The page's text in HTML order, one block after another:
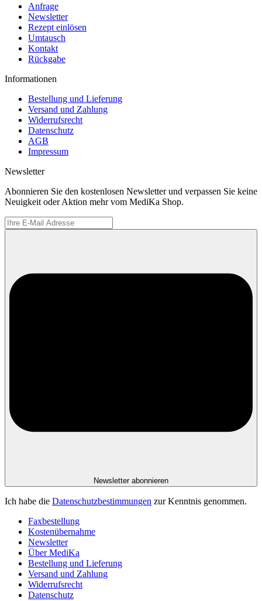
Anfrage
Newsletter
Rezept einlösen
Umtausch
Kontakt
Rückgabe
Informationen
Bestellung und Lieferung
Versand und Zahlung
Widerrufsrecht
Datenschutz
AGB
Impressum
Newsletter
Abonnieren Sie den kostenlosen Newsletter und verpassen Sie keine
Neuigkeit oder Aktion mehr vom MediKa Shop.
Newsletter abonnieren
Ich habe die Datenschutzbestimmungen zur Kenntnis genommen.
Faxbestellung
Kostenübernahme
Newsletter
Über MediKa
Bestellung und Lieferung
Versand und Zahlung
Widerrufsrecht
Datenschutz